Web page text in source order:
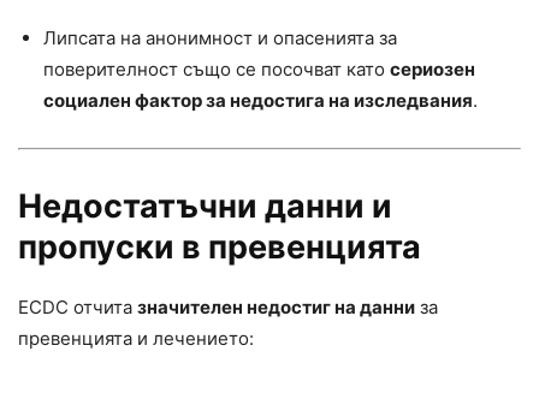
Липсата на анонимност и опасенията за
поверителност също се посочват като сериозен
социален фактор за недостига на изследвания.
Недостатъчни данни и
пропуски в превенцията
ECDC отчита значителен недостиг на данни за
превенцията и лечението: